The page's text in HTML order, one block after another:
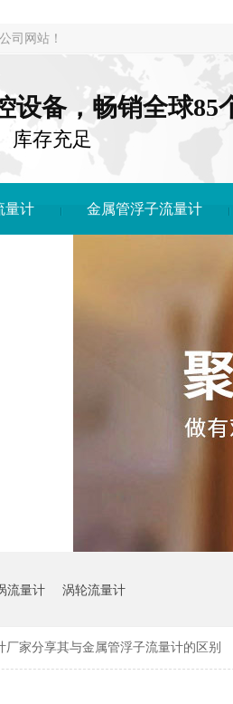
司网站！
设备，畅销全球85
库存充足
量计 金属管浮子流量计
流量计 涡轮流量计
厂家分享其与金属管浮子流量计的区别